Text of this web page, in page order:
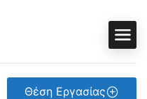
Θέση Εργασίας